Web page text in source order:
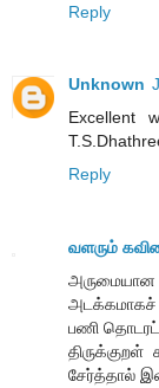
Reply
Unknown
Excellent
Reply
வளரும்
அருமையான
அடக்கமாகச்
பணி
சேர்த்தால்